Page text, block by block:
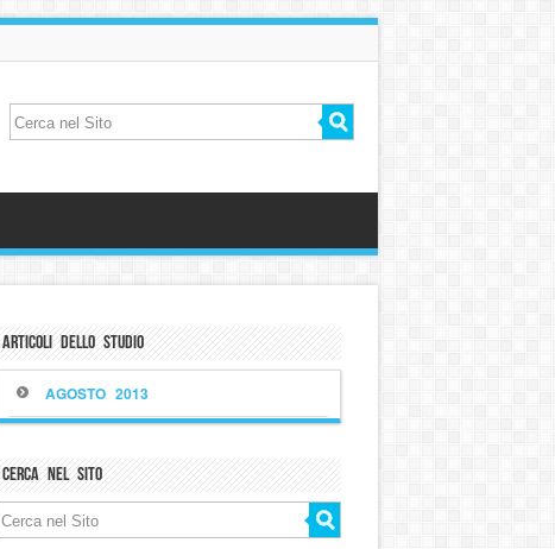
Articoli dello Studio
AGOSTO 2013
Cerca nel sito